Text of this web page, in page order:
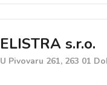
ELISTRA s.r.o.
U Pivovaru 261, 263 01